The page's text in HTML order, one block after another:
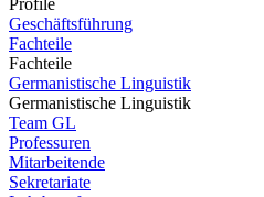
Profile
Geschäftsführung
Fachteile
Fachteile
Germanistische Linguistik
Germanistische Linguistik
Team GL
Professuren
Mitarbeitende
Sekretariate